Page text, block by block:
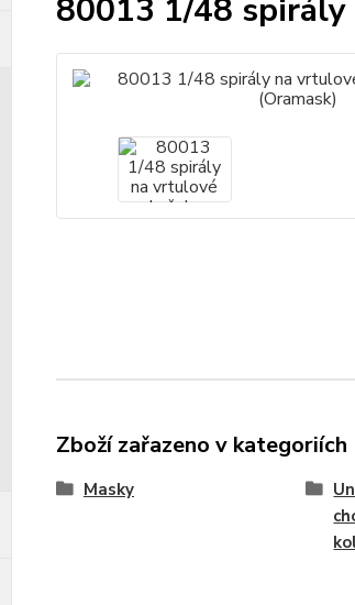
80013 1/48
Zboží zařazeno v kategoriích
Masky